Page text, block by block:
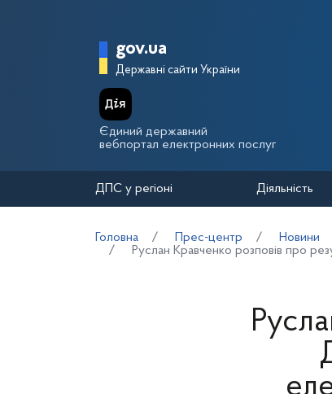
Головна сторінка
gov.ua
Державні сайти України
Єдиний державний
вебпортал електронних послуг
ДПС у регіоні Діяльність
Головна Прес-центр
Новини
Руслан Кравченко розповів про